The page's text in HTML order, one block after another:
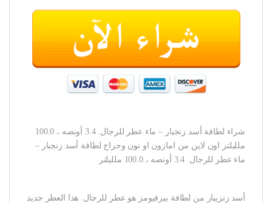
شراء لطافة أسد زنجبار – ماء عطر للرجال. 3.4 أونصه ، 100.0
ملليلتر اون لاين من امازون او نون وحراج لطافة أسد زنجبار –
ماء عطر للرجال. 3.4 أونصه ، 100.0 ملليلتر
أسد زنزيبار من لطافة بيرفيومز هو عطر للرجال. هذا العطر جديد